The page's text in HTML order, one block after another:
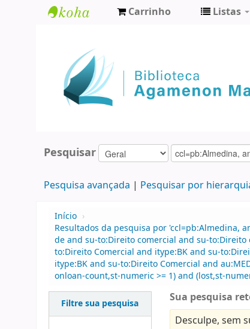
Agamenon
Magalhães
Carrinho Listas
Pesquisar
Pesquisa avançada Pesquisar por
Início ›
Resultados da pesquisa por 'ccl=pb:Almedina,
de and su-to:Direito comercial and su-to:Direito
to:Direito Comercial and itype:BK and su-
itype:BK and su-to:Direito Comercial and
onloan-count,st-numeric >= 1) and (lost,st-
Filtre sua pesquisa
Sua pesquisa
Desculpe, sem